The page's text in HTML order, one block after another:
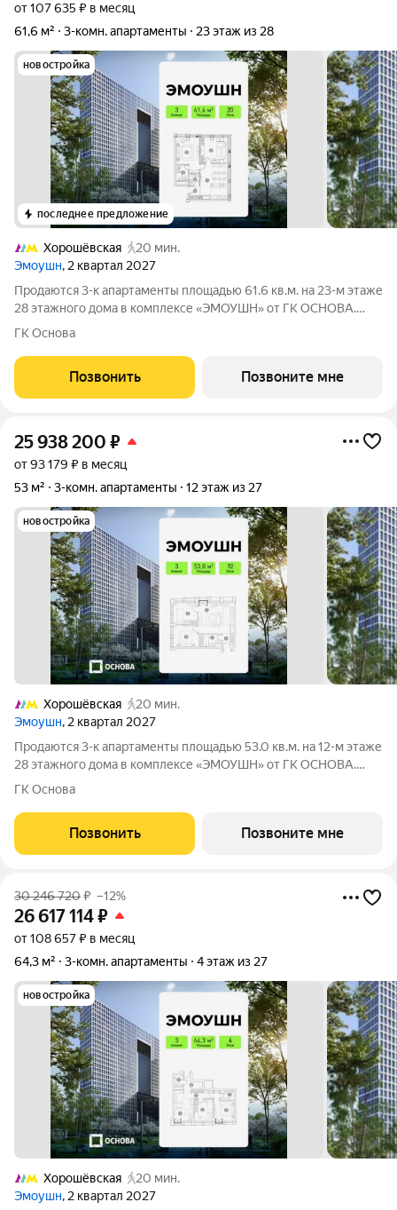
от 107 635 ₽ в месяц
61,6 м²
3-комн. апартаменты 23 этаж из 28
новостройка
последнее предложение
Хорошёвская
20 мин.
Эмоушн, 2 квартал 2027
Продаются 3-к апартаменты площадью 61.6 кв.м. на 23-м этаже
28 этажного дома в комплексе «ЭМОУШН» от ГК ОСНОВА.
«ЭМОУШН» многофункциональный комплекс апартаментов
(СЗАО), новый выразительный акцент
ГК Основа
Позвонить Позвоните мне
25 938 200 ₽
от 93 179 ₽ в месяц
53 м²
3-комн. апартаменты 12 этаж из 27
новостройка
Хорошёвская
20 мин.
Эмоушн, 2 квартал 2027
Продаются 3-к апартаменты площадью 53.0 кв.м. на 12-м этаже
28 этажного дома в комплексе «ЭМОУШН» от ГК ОСНОВА.
«ЭМОУШН» многофункциональный комплекс апартаментов
(СЗАО), новый выразительный акцент
ГК Основа
Позвонить Позвоните мне
30 246 720₽ –12%
26 617 114₽
от 108 657 ₽ в месяц
64,3 м²
3-комн. апартаменты 4 этаж из 27
новостройка
Хорошёвская
20 мин.
Эмоушн, 2 квартал 2027